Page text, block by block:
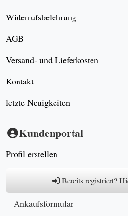
Widerrufsbelehrung
AGB
Versand- und Lieferkosten
Kontakt
letzte Neuigkeiten
Kundenportal
Profil erstellen
Bereits registriert?
Ankaufsformular